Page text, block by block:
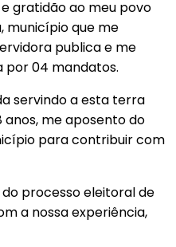
gratidão ao meu povo
município que me
publica e me
por 04 mandatos.
servindo a esta terra
me aposento do
para contribuir com
processo eleitoral de
a nossa experiência,